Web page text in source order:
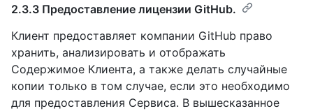
2.3.3 Предоставление лицензии GitHub.
Клиент предоставляет компании GitHub право
хранить, анализировать и отображать
Содержимое Клиента, а также делать случайные
копии только в том случае, если это необходимо
для предоставления Сервиса. В вышесказанное